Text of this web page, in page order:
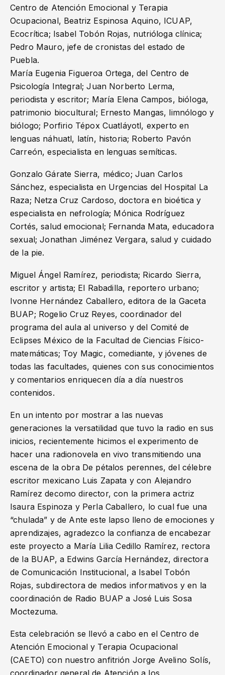
Centro de Atención Emocional y Terapia
Ocupacional, Beatriz Espinosa Aquino, ICUAP,
Ecocrítica; Isabel Tobón Rojas, nutrióloga clínica;
Pedro Mauro, jefe de cronistas del estado de
Puebla.
María Eugenia Figueroa Ortega, del Centro de
Psicología Integral; Juan Norberto Lerma,
periodista y escritor; María Elena Campos, bióloga,
patrimonio biocultural; Ernesto Mangas, limnólogo y
biólogo; Porfirio Tépox Cuatláyotl, experto en
lenguas náhuatl, latín, historia; Roberto Pavón
Carreón, especialista en lenguas semíticas.
Gonzalo Gárate Sierra, médico; Juan Carlos
Sánchez, especialista en Urgencias del Hospital La
Raza; Netza Cruz Cardoso, doctora en bioética y
especialista en nefrología; Mónica Rodríguez
Cortés, salud emocional; Fernanda Mata, educadora
sexual; Jonathan Jiménez Vergara, salud y cuidado
de la pie.
Miguel Ángel Ramírez, periodista; Ricardo Sierra,
escritor y artista; El Rabadilla, reportero urbano;
Ivonne Hernández Caballero, editora de la Gaceta
BUAP; Rogelio Cruz Reyes, coordinador del
programa del aula al universo y del Comité de
Eclipses México de la Facultad de Ciencias Físico-
matemáticas; Toy Magic, comediante, y jóvenes de
todas las facultades, quienes con sus conocimientos
y comentarios enriquecen día a día nuestros
contenidos.
En un intento por mostrar a las nuevas
generaciones la versatilidad que tuvo la radio en sus
inicios, recientemente hicimos el experimento de
hacer una radionovela en vivo transmitiendo una
escena de la obra De pétalos perennes, del célebre
escritor mexicano Luis Zapata y con Alejandro
Ramírez decomo director, con la primera actriz
Isaura Espinoza y Perla Caballero, lo cual fue una
“chulada” y de Ante este lapso lleno de emociones y
aprendizajes, agradezco la confianza de encabezar
este proyecto a María Lilia Cedillo Ramírez, rectora
de la BUAP, a Edwins García Hernández, directora
de Comunicación Institucional, a Isabel Tobón
Rojas, subdirectora de medios informativos y en la
coordinación de Radio BUAP a José Luis Sosa
Moctezuma.
Esta celebración se llevó a cabo en el Centro de
Atención Emocional y Terapia Ocupacional
(CAETO) con nuestro anfitrión Jorge Avelino Solís,
coordinador general de Atención a los